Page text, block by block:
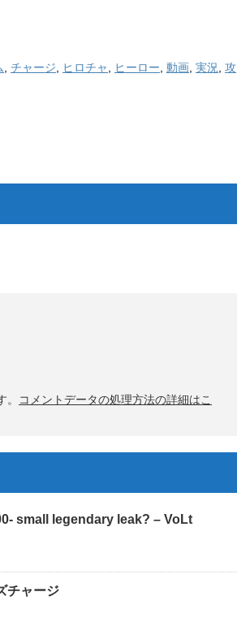
チャージ ヒロチャ ヒーロー 動画 実況
攻
コメントデータの処理方法の詳細はこ
small legendary leak? – VoLt
チャージ